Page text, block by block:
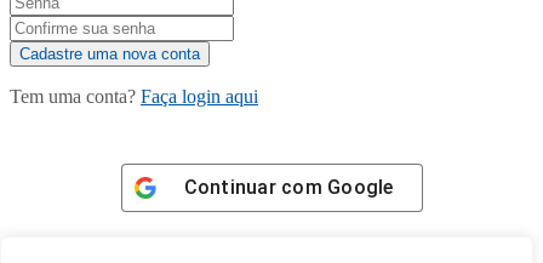
Tem uma conta? Faça login aqui
Continuar com Google